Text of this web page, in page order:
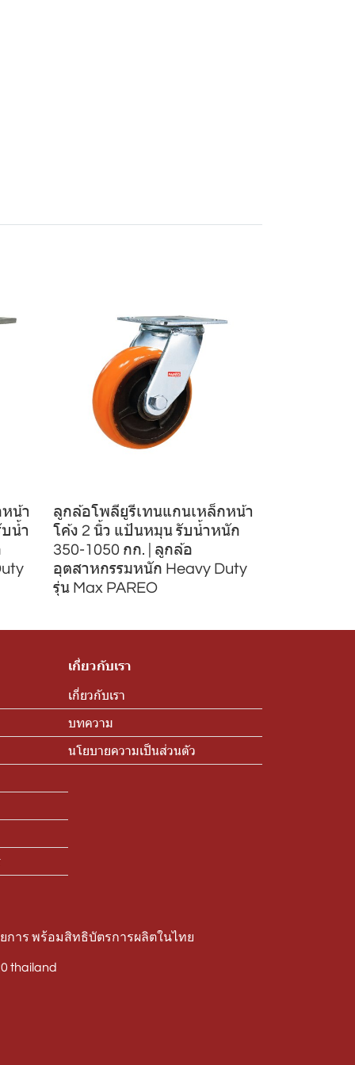
น้า
น้ำ
ลูกล้อโพลียูรีเทนแกนเหล็กหน้า
โค้ง 2 นิ้ว แป้นหมุน รับน้ำหนัก
350-1050 กก. | ลูกล้อ
อุตสาหกรรมหนัก Heavy Duty
รุ่น Max PAREO
เกี่ยวกับเรา
เกี่ยวกับเรา
บทความ
นโยบายความเป็นส่วนตัว
การ พร้อมสิทธิบัตรการผลิตในไทย
thailand